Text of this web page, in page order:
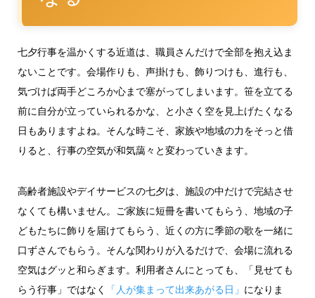
七夕行事を温かくする近道は、職員さんだけで全部を抱え込ま
ないことです。会場作りも、声掛けも、飾りつけも、進行も、
気づけば両手どころか心まで塞がってしまいます。笹を立てる
前に自分が立っていられるかな、と小さく空を見上げたくなる
日もありますよね。そんな時こそ、家族や地域の力をそっと借
りると、行事の空気が和気藹々と変わっていきます。
高齢者施設やデイサービスの七夕は、施設の中だけで完結させ
なくても構いません。ご家族に短冊を書いてもらう、地域の子
どもたちに飾りを届けてもらう、近くの方に季節の歌を一緒に
口ずさんでもらう。そんな関わりが入るだけで、会場に流れる
空気はグッと和らぎます。利用者さんにとっても、「見せても
らう行事」ではなく
「人が集まって出来あがる日」 になりま